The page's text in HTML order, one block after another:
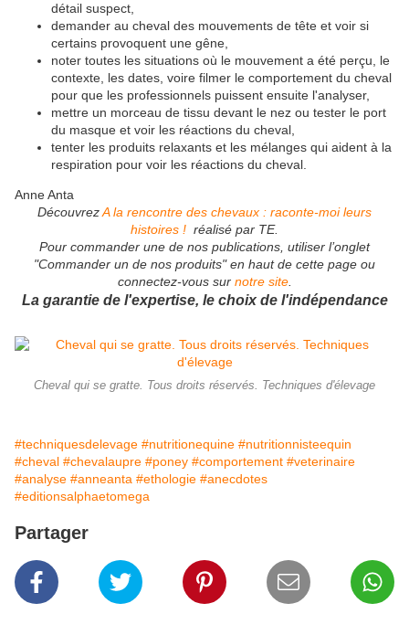
détail suspect,
demander au cheval des mouvements de tête et voir si
certains provoquent une gêne,
noter toutes les situations où le mouvement a été perçu, le
contexte, les dates, voire filmer le comportement du cheval
pour que les professionnels puissent ensuite l'analyser,
mettre un morceau de tissu devant le nez ou tester le port
du masque et voir les réactions du cheval,
tenter les produits relaxants et les mélanges qui aident à la
respiration pour voir les réactions du cheval.
Anne Anta
DécouvrezA la rencontre des chevaux : raconte-moi leurs
histoires ! réalisé par TE.
Pour commander une de nos publications, utiliser l’onglet
"Commander un de nos produits" en haut de cette page ou
connectez-vous sur notre site.
La garantie de l'expertise, le choix de l'indépendance
Cheval qui se gratte. Tous droits réservés. Techniques d'élevage
#techniquesdelevage #nutritionequine #nutritionnisteequin
#cheval #chevalaupre #poney #comportement #veterinaire
#analyse #anneanta #ethologie #anecdotes
#editionsalphaetomega
Partager